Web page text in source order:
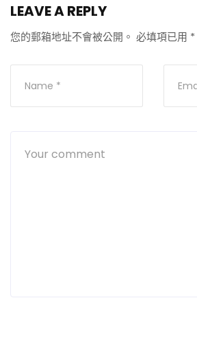
LEAVE A REPLY
您的郵箱地址不會被公開。 必填項已用 *